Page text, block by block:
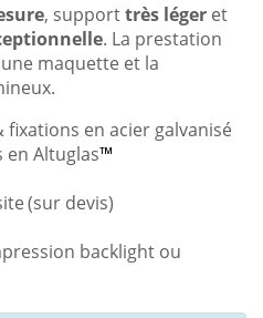
, supporttrès léger et
. La prestation
maquette et la
en acier galvanisé
en Altuglas™
(sur devis)
backlight ou